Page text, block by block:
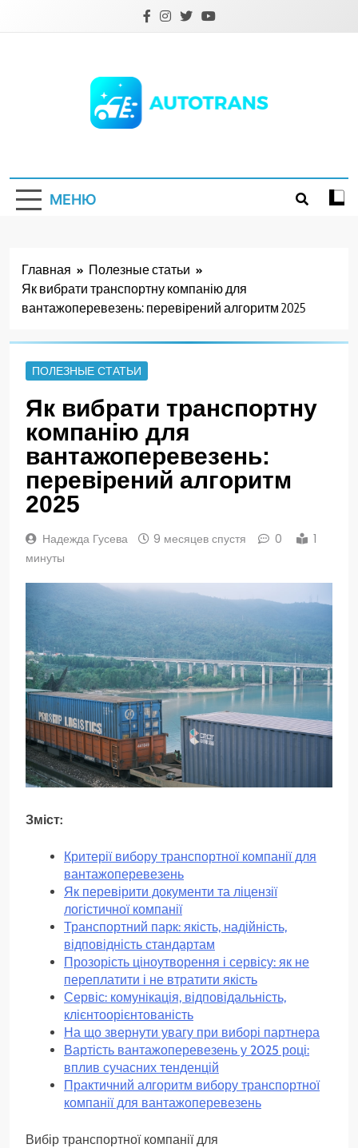
МЕНЮ
Главная
Полезные статьи
Як вибрати транспортну компанію для
вантажоперевезень: перевірений алгоритм 2025
ПОЛЕЗНЫЕ СТАТЬИ
Як вибрати транспортну
компанію для
вантажоперевезень:
перевірений алгоритм
2025
Надежда Гусева 9 месяцев спустя 0
1
минуты
Зміст:
Критерії вибору транспортної компанії для
вантажоперевезень
Як перевірити документи та ліцензії
логістичної компанії
Транспортний парк: якість, надійність,
відповідність стандартам
Прозорість ціноутворення і сервісу: як не
переплатити і не втратити якість
Сервіс: комунікація, відповідальність,
клієнтоорієнтованість
На що звернути увагу при виборі партнера
Вартість вантажоперевезень у 2025 році:
вплив сучасних тенденцій
Практичний алгоритм вибору транспортної
компанії для вантажоперевезень
Вибір транспортної компанії для